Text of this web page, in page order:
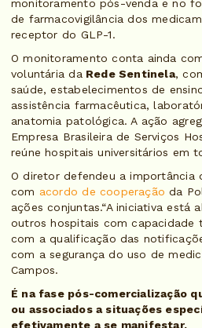
monitoramento pós-venda e no
de farmacovigilância dos
receptor do GLP-1.
O monitoramento conta ainda
voluntária daRede Sentinela,
saúde, estabelecimentos de
assistência farmacêutica,
anatomia patológica. A ação
Empresa Brasileira de Serviços
reúne hospitais universitários em
O diretor defendeu a importância
com acordo de cooperação da
ações conjuntas.“A iniciativa está
outros hospitais com capacidade
com a qualificação das
com a segurança do uso de
Campos.
É na fase pós-comercialização
ou associados a situações
efetivamente a se manifestar.